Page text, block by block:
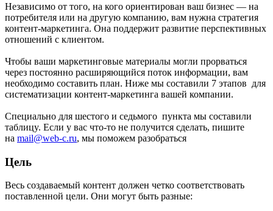
Независимо от того, на кого ориентирован ваш бизнес — на
потребителя или на другую компанию, вам нужна стратегия
контент-маркетинга. Она поддержит развитие перспективных
отношений с клиентом.
Чтобы ваши маркетинговые материалы могли прорваться
через постоянно расширяющийся поток информации, вам
необходимо составить план. Ниже мы составили 7 этапов для
систематизации контент-маркетинга вашей компании.
Специально для шестого и седьмого пункта мы составили
таблицy. Если у вас что-то не получится сделать, пишите
на mail@web-c.ru, мы поможем разобраться
Цель
Весь создаваемый контент должен четко соответствовать
поставленной цели. Они могут быть разные: